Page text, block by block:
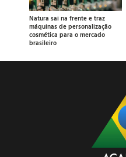
Natura sai na frente e traz
máquinas de personalização
cosmética para o mercado
brasileiro